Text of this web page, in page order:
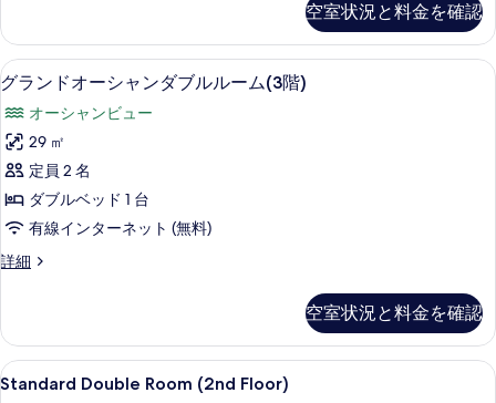
写
真
を
表
示
す
る
ン
ル
ー
ム
(3
階)
の
す
べ
写
真
江
ノ
島
イ
ン
ル
ー
ム
(3
階)
の
空室状況と料金を確認
グ
ン
ド
オ
ー
ャ
ダ
ブ
ル
グランドオーシャンダブルルーム(3
9
グランドオーシャンダブルルーム(3階)
オーシャンビュー
29 ㎡
定員 2 名
ダブルベッド 1 台
有線インターネット (無料)
詳細
グ
オ
ー
シ
空室状況と料金を確認
Standard
Double
ミニバー、セーフティボックス (室内
14
Standard Double Room (2nd Floor)